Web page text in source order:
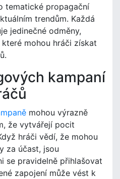
tematické propagační
trendům. Každá
jedinečné odměny,
mohou hráči získat
kampaní
mohou výrazně
že vytvářejí pocit
hráči vědí, že mohou
za účast, jsou
se pravidelně přihlašovat
zapojení může vést k